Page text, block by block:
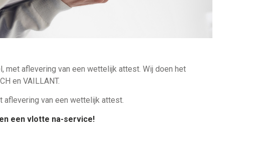
met aflevering van een wettelijk attest. Wij doen het
en VAILLANT.
aflevering van een wettelijk attest.
een vlotte na-service!